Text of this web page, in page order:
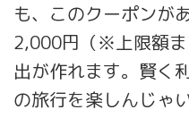
も、このクーポンが
2,000円（※上限額ま
出が作れます。賢く
の旅行を楽しんじゃ